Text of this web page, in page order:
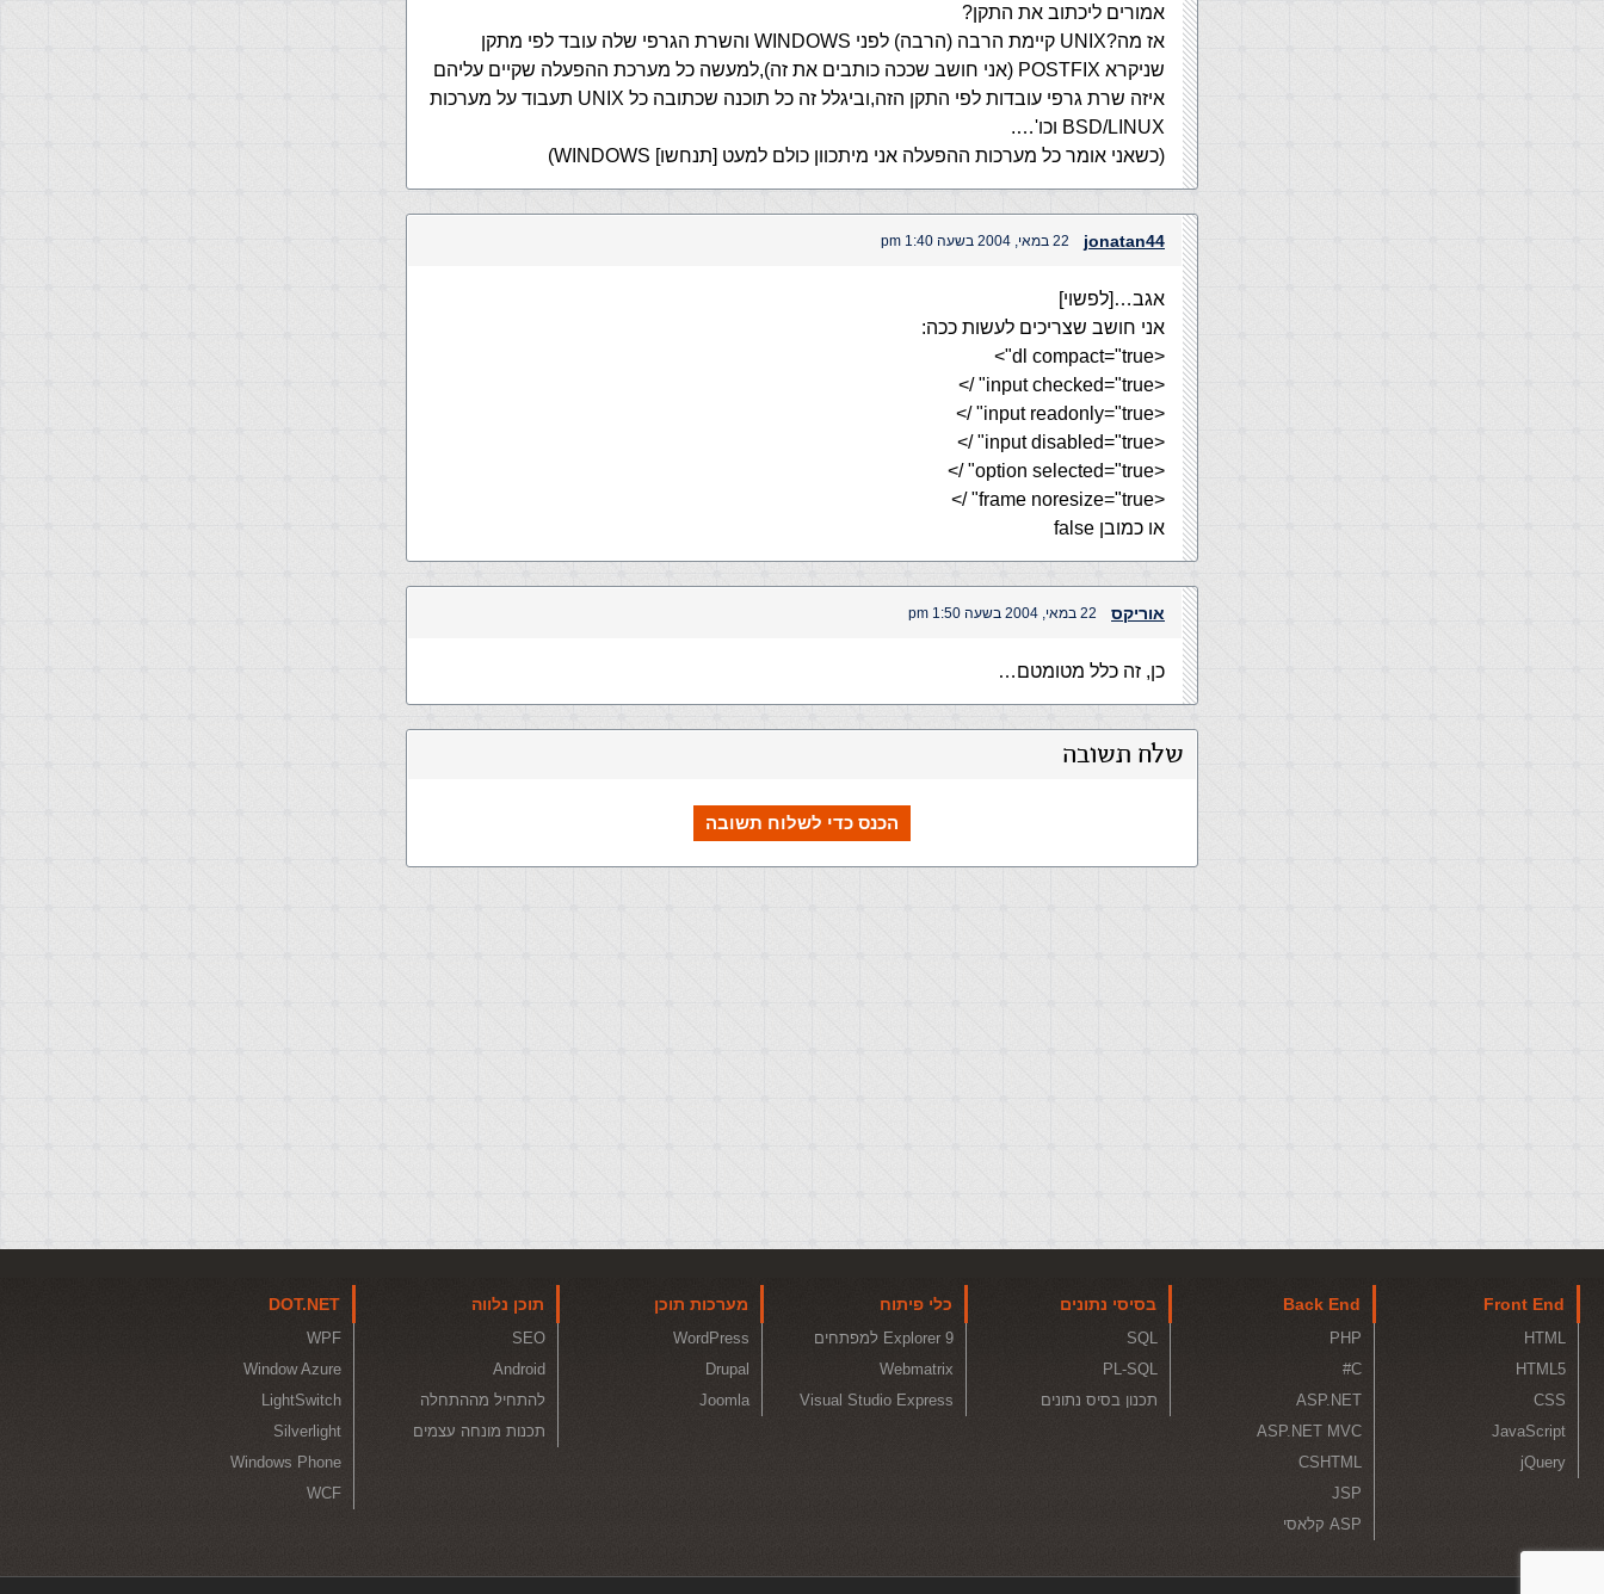
אמורים ליכתוב את התקן?
אז מה?UNIX קיימת הרבה (הרבה) לפני WINDOWS והשרת הגרפי שלה עובד לפי מתקן
שניקרא POSTFIX (אני חושב שככה כותבים את זה),למעשה כל מערכת ההפעלה שקיים עליהם
איזה שרת גרפי עובדות לפי התקן הזה,וביגלל זה כל תוכנה שכתובה כל UNIX תעבוד על מערכות
BSD/LINUX וכו'….
(כשאני אומר כל מערכות ההפעלה אני מיתכוון כולם למעט [תנחשו] WINDOWS)
jonatan44 22 במאי, 2004 בשעה 1:40 pm
אגב…[לפשוי]
אני חושב שצריכים לעשות ככה:
<dl compact="true">
<input checked="true" />
<input readonly="true" />
<input disabled="true" />
<option selected="true" />
<frame noresize="true" />
או כמובן false
אוריקס 22 במאי, 2004 בשעה 1:50 pm
כן, זה כלל מטומטם…
שלח תשובה
הכנס כדי לשלוח תשובה
Front End
HTML
HTML5
CSS
JavaScript
jQuery
Back End
PHP
C#
ASP.NET
ASP.NET MVC
CSHTML
JSP
ASP קלאסי
בסיסי נתונים
SQL
PL-SQL
תכנון בסיס נתונים
כלי פיתוח
Explorer 9 למפתחים
Webmatrix
Visual Studio Express
מערכות תוכן
WordPress
Drupal
Joomla
תוכן נלווה
SEO
Android
להתחיל מההתחלה
תכנות מונחה עצמים
DOT.NET
WPF
Window Azure
LightSwitch
Silverlight
Windows Phone
WCF